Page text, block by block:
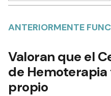
ANTERIORMENTE
Valoran que el
de
propio